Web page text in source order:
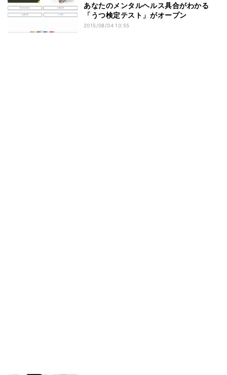
あなたのメンタルヘルス具合がわかる
「うつ検定テスト」がオープン
2015/08/04 10:55